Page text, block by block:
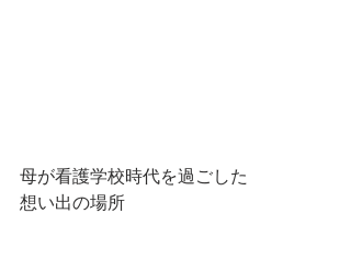
母が看護学校時代を過ごした
想い出の場所